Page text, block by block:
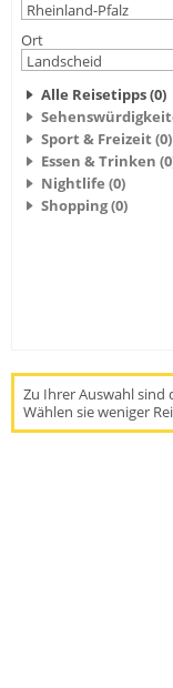
Ort
Alle Reisetipps (0)
Sport & Freizeit (0)
Essen & Trinken
Nightlife (0)
Shopping (0)
Zu Ihrer Auswahl sind
Wählen sie weniger